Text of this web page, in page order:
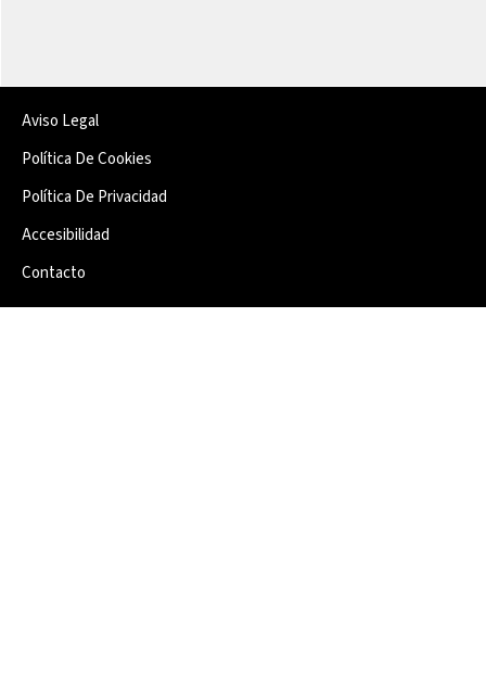
Aviso Legal
Política De Cookies
Política De Privacidad
Accesibilidad
Contacto